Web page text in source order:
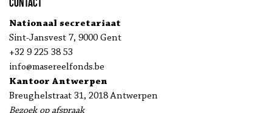
Nationaal secretariaat
Sint-Jansvest 7, 9000 Gent
+32 9 225 38 53
info@masereelfonds.be
Kantoor Antwerpen
Breughelstraat 31, 2018 Antwerpen
Bezoek op afspraak